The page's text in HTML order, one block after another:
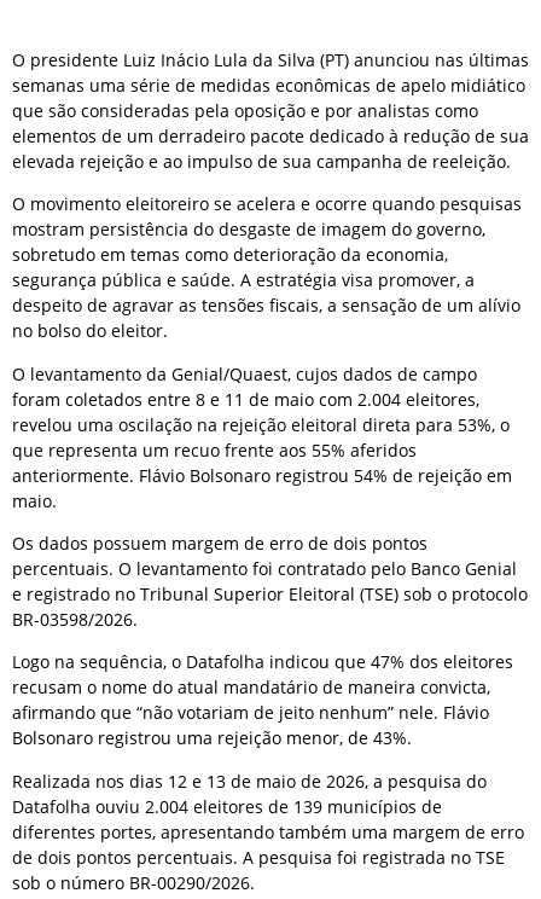
O presidente Luiz Inácio Lula da Silva (PT) anunciou nas últimas
semanas uma série de medidas econômicas de apelo midiático
que são consideradas pela oposição e por analistas como
elementos de um derradeiro pacote dedicado à redução de sua
elevada rejeição e ao impulso de sua campanha de reeleição.
O movimento eleitoreiro se acelera e ocorre quando pesquisas
mostram persistência do desgaste de imagem do governo,
sobretudo em temas como deterioração da economia,
segurança pública e saúde. A estratégia visa promover, a
despeito de agravar as tensões fiscais, a sensação de um alívio
no bolso do eleitor.
O levantamento da Genial/Quaest, cujos dados de campo
foram coletados entre 8 e 11 de maio com 2.004 eleitores,
revelou uma oscilação na rejeição eleitoral direta para 53%, o
que representa um recuo frente aos 55% aferidos
anteriormente. Flávio Bolsonaro registrou 54% de rejeição em
maio.
Os dados possuem margem de erro de dois pontos
percentuais. O levantamento foi contratado pelo Banco Genial
e registrado no Tribunal Superior Eleitoral (TSE) sob o protocolo
BR-03598/2026.
Logo na sequência, o Datafolha indicou que 47% dos eleitores
recusam o nome do atual mandatário de maneira convicta,
afirmando que “não votariam de jeito nenhum” nele. Flávio
Bolsonaro registrou uma rejeição menor, de 43%.
Realizada nos dias 12 e 13 de maio de 2026, a pesquisa do
Datafolha ouviu 2.004 eleitores de 139 municípios de
diferentes portes, apresentando também uma margem de erro
de dois pontos percentuais. A pesquisa foi registrada no TSE
sob o número BR-00290/2026.